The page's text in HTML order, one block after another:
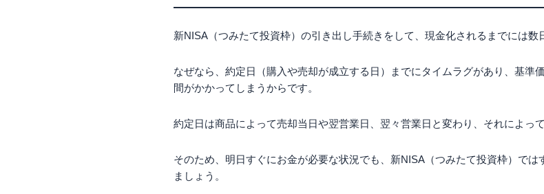
新NISA（つみたて投資枠）の引き出し手続きをして、現金化されるまでには数
なぜなら、約定日（購入や売却が成立する日）までにタイムラグがあり、基準
間がかかってしまうからです。
約定日は商品によって売却当日や翌営業日、翌々営業日と変わり、それによっ
そのため、明日すぐにお金が必要な状況でも、新NISA（つみたて投資枠）で
ましょう。